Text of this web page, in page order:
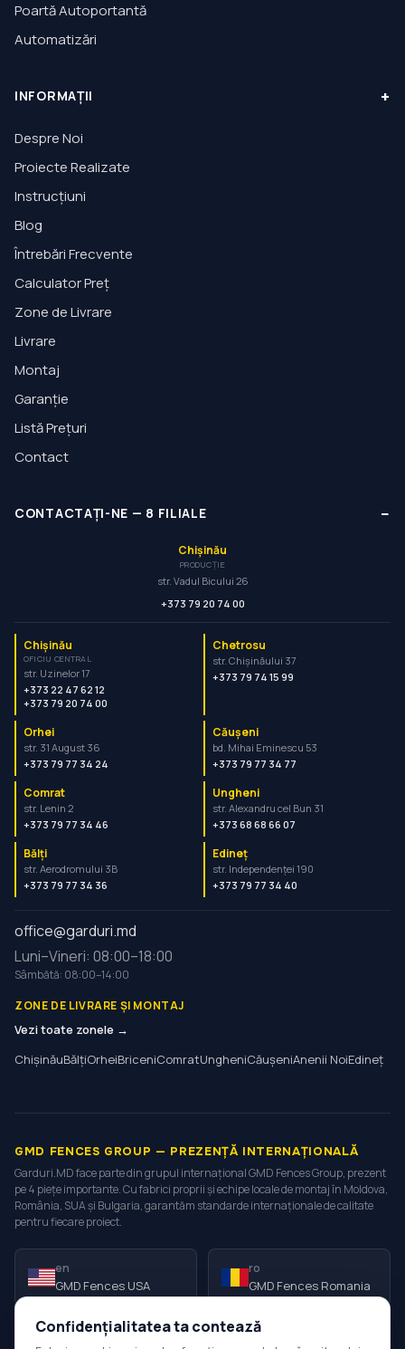
Poartă Autoportantă
Automatizări
INFORMAȚII +
Despre Noi
Proiecte Realizate
Instrucțiuni
Blog
Întrebări Frecvente
Calculator Preț
Zone de Livrare
Livrare
Montaj
Garanție
Listă Prețuri
Contact
CONTACTAȚI-NE — 8 FILIALE −
Chișinău
PRODUCȚIE
str. Vadul Bicului 26
+373 79 20 74 00
Chișinău
OFICIU CENTRAL
str. Uzinelor 17
+373 22 47 62 12
+373 79 20 74 00
Chetrosu
str. Chișinăului 37
+373 79 74 15 99
Orhei
str. 31 August 36
+373 79 77 34 24
Căușeni
bd. Mihai Eminescu 53
+373 79 77 34 77
Comrat
str. Lenin 2
+373 79 77 34 46
Ungheni
str. Alexandru cel Bun 31
+373 68 68 66 07
Bălți
str. Aerodromului 3B
+373 79 77 34 36
Edineț
str. Independenței 190
+373 79 77 34 40
office@garduri.md
Luni–Vineri: 08:00–18:00
Sâmbătă: 08:00–14:00
ZONE DE LIVRARE ȘI MONTAJ
Vezi toate zonele →
ChișinăuBălțiOrheiBriceniComratUngheniCăușeniAnenii NoiEdineț
GMD FENCES GROUP — PREZENȚĂ INTERNAȚIONALĂ
Garduri.MD face parte din grupul internațional GMD Fences Group, prezent
pe 4 piețe importante. Cu fabrici proprii și echipe locale de montaj în Moldova,
România, SUA și Bulgaria, garantăm standarde internaționale de calitate
pentru fiecare proiect.
en
GMD Fences USA
ro
GMD Fences Romania
ro
Confidențialitatea ta contează